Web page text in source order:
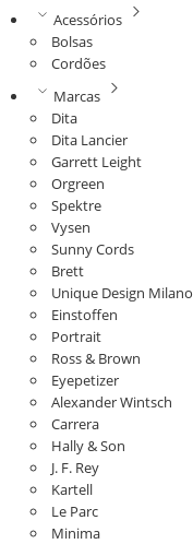
Acessórios
Bolsas
Cordões
Marcas
Dita
Dita Lancier
Garrett Leight
Orgreen
Spektre
Vysen
Sunny Cords
Brett
Unique Design Milano
Einstoffen
Portrait
Ross & Brown
Eyepetizer
Alexander Wintsch
Carrera
Hally & Son
J. F. Rey
Kartell
Le Parc
Minima